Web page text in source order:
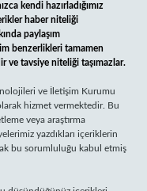
kendi hazırladığımız
haber niteliği
paylaşım
benzerlikleri tamamen
ve tavsiye niteliği taşımazlar.
ve İletişim Kurumu
hizmet vermektedir. Bu
veya araştırma
yazdıkları içeriklerin
bu sorumluluğu kabul etmiş